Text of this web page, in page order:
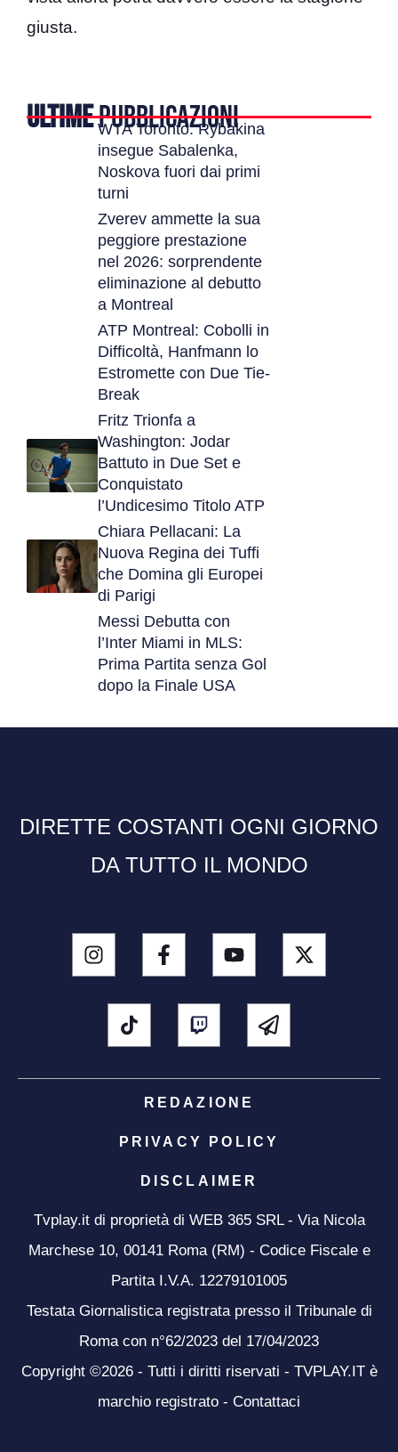
giusta.
ULTIMEPUBBLICAZIONI
WTA Toronto: Rybakina
insegue Sabalenka,
Noskova fuori dai primi
turni
Zverev ammette la sua
peggiore prestazione
nel 2026: sorprendente
eliminazione al debutto
a Montreal
ATP Montreal: Cobolli in
Difficoltà, Hanfmann lo
Estromette con Due Tie-
Break
Fritz Trionfa a
Washington: Jodar
Battuto in Due Set e
Conquistato
l’Undicesimo Titolo ATP
Chiara Pellacani: La
Nuova Regina dei Tuffi
che Domina gli Europei
di Parigi
Messi Debutta con
l’Inter Miami in MLS:
Prima Partita senza Gol
dopo la Finale USA
DIRETTE COSTANTI OGNI GIORNO
DA TUTTO IL MONDO
REDAZIONE
PRIVACY POLICY
DISCLAIMER
Tvplay.it di proprietà di WEB 365 SRL - Via Nicola
Marchese 10, 00141 Roma (RM) - Codice Fiscale e
Partita I.V.A. 12279101005
Testata Giornalistica registrata presso il Tribunale di
Roma con n°62/2023 del 17/04/2023
Copyright ©2026 - Tutti i diritti riservati - TVPLAY.IT è
marchio registrato - Contattaci